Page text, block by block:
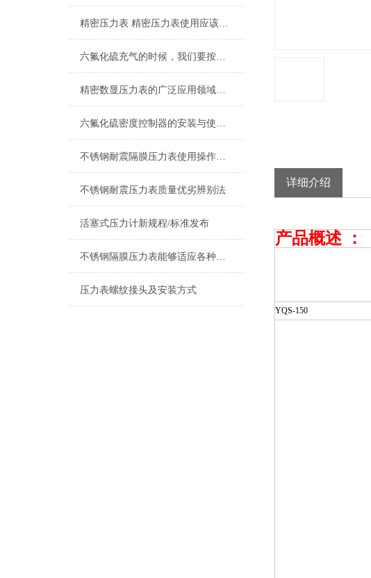
精密压力表 精密压力表使用应该注意的6个方面
六氟化硫充气的时候，我们要按照步骤来操作才能保证安全
精密数显压力表的广泛应用领域和使用时的注意事项
六氟化硫密度控制器的安装与使用过程是至关重要的
不锈钢耐震隔膜压力表使用操作工作环境
不锈钢耐震压力表质量优劣辨别法
活塞式压力计新规程/标准发布
不锈钢隔膜压力表能够适应各种工作环境和介质
压力表螺纹接头及安装方式
详细介绍
产品概述 ：
YQS-150